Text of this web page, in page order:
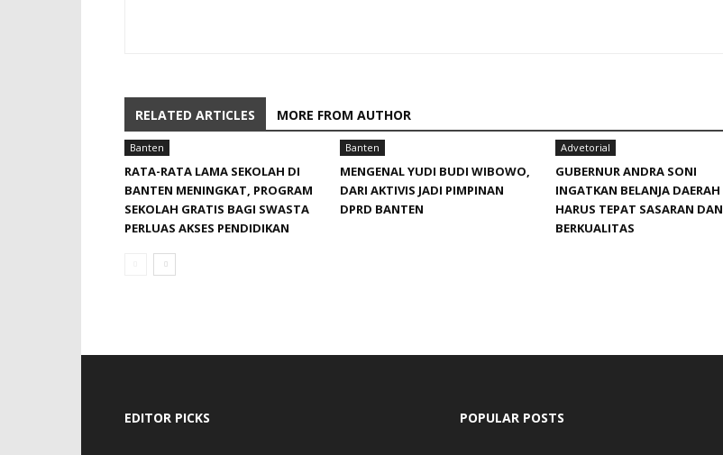
RELATED ARTICLES MORE FROM AUTHOR
Banten
RATA-RATA LAMA SEKOLAH DI
BANTEN MENINGKAT, ‎PROGRAM
SEKOLAH GRATIS BAGI SWASTA
PERLUAS AKSES PENDIDIKAN ‎ ‎
Banten
MENGENAL YUDI BUDI WIBOWO,
DARI AKTIVIS JADI PIMPINAN
DPRD BANTEN
Advetorial
GUBERNUR ANDRA SONI
INGATKAN BELANJA DAERAH
HARUS TEPAT SASARAN DAN
BERKUALITAS
EDITOR PICKS POPULAR POSTS